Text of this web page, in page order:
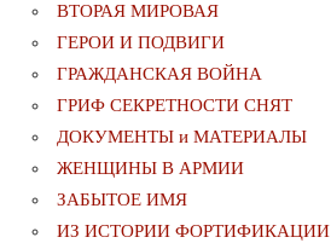
ВТОРАЯ МИРОВАЯ
ГЕРОИ И ПОДВИГИ
ГРАЖДАНСКАЯ ВОЙНА
ГРИФ СЕКРЕТНОСТИ СНЯТ
ДОКУМЕНТЫ и МАТЕРИАЛЫ
ЖЕНЩИНЫ В АРМИИ
ЗАБЫТОЕ ИМЯ
ИЗ ИСТОРИИ ФОРТИФИКАЦИИ